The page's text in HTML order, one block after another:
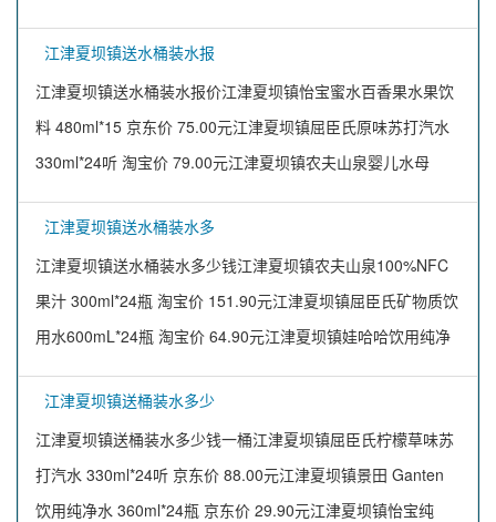
江津夏坝镇送水桶装水报
江津夏坝镇送水桶装水报价江津夏坝镇怡宝蜜水百香果水果饮
料 480ml*15 京东价 75.00元江津夏坝镇屈臣氏原味苏打汽水
330ml*24听 淘宝价 79.00元江津夏坝镇农夫山泉婴儿水母
江津夏坝镇送水桶装水多
江津夏坝镇送水桶装水多少钱江津夏坝镇农夫山泉100%NFC
果汁 300ml*24瓶 淘宝价 151.90元江津夏坝镇屈臣氏矿物质饮
用水600mL*24瓶 淘宝价 64.90元江津夏坝镇娃哈哈饮用纯净
江津夏坝镇送桶装水多少
江津夏坝镇送桶装水多少钱一桶江津夏坝镇屈臣氏柠檬草味苏
打汽水 330ml*24听 京东价 88.00元江津夏坝镇景田 Ganten
饮用纯净水 360ml*24瓶 京东价 29.90元江津夏坝镇怡宝纯